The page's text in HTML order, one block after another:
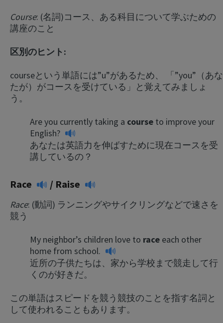
Course: (名詞)コース、ある科目について学ぶための
講座のこと
区別のヒント:
courseという単語には”u”があるため、 「”you”（あな
たが）がコースを受けている」と覚えてみましょ
う。
Are you currently taking a course to improve your
English?
あなたは英語力を伸ばすために現在コースを受
講しているの？
Race / Raise
Race: (動詞) ランニングやサイクリングなどで速さを
競う
My neighbor’s children love to race each other
home from school.
近所の子供たちは、家から学校まで競走して行
くのが好きだ。
この単語はスピードを競う競技のことを指す名詞と
して使われることもあります。